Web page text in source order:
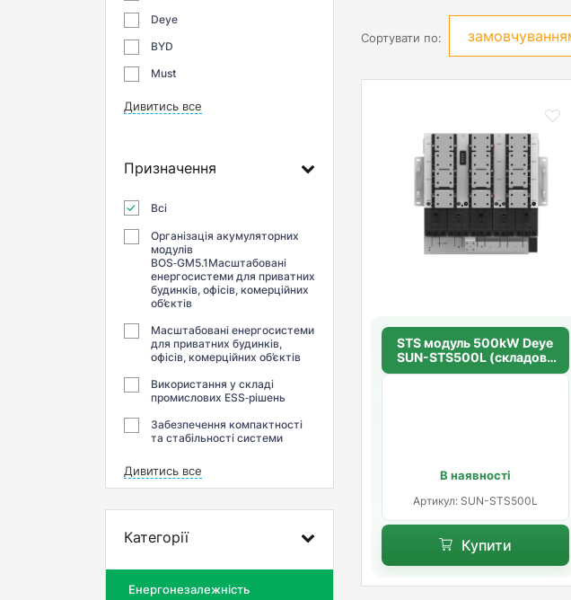
Deye
BYD
Must
Дивитись все
Призначення
Всі
Організація акумуляторних
модулів
BOS‑GM5.1Масштабовані
енергосистеми для приватних
будинків, офісів, комерційних
об’єктів
Масштабовані енергосистеми
для приватних будинків,
офісів, комерційних об’єктів
Використання у складі
промислових ESS‑рішень
Забезпечення компактності
та стабільності системи
Дивитись все
Категорії
Енергонезалежність
Сортувати по:
STS модуль 500kW Deye
SUN-STS500L (складова
комплекту)
В наявності
Артикул: SUN-STS500L
Купити